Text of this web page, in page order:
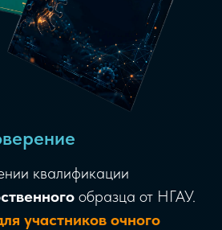
квалификации
образца от НГАУ.
участников очного